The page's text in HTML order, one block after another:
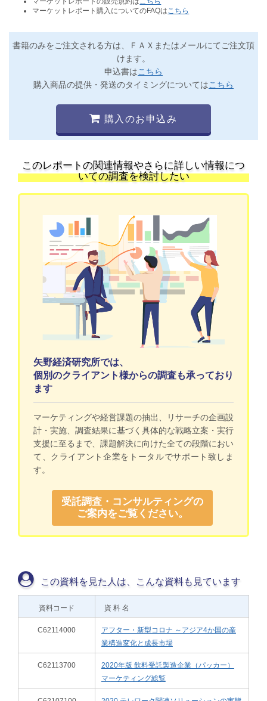
マーケットレポート購入についてのFAQは こちら
書籍のみをご注文される方は、ＦＡＸまたはメールにてご注文頂
けます。
申込書はこちら
購入商品の提供・発送のタイミングについてはこちら
購入のお申込み
このレポートの関連情報やさらに詳しい情報につ
いての調査を検討したい
矢野経済研究所では、
個別のクライアント様からの調査も承っており
ます
マーケティングや経営課題の抽出、リサーチの企画設
計・実施、調査結果に基づく具体的な戦略立案・実行
支援に至るまで、課題解決に向けた全ての段階におい
て、クライアント企業をトータルでサポート致しま
す。
受託調査・コンサルティングの
ご案内をご覧ください。
この資料を見た人は、こんな資料も見ています
資料コード 資 料 名
C62114000
アフター・新型コロナ ～アジア4か国の産
業構造変化と成長市場
C62113700
2020年版 飲料受託製造企業（パッカー）
マーケティング総覧